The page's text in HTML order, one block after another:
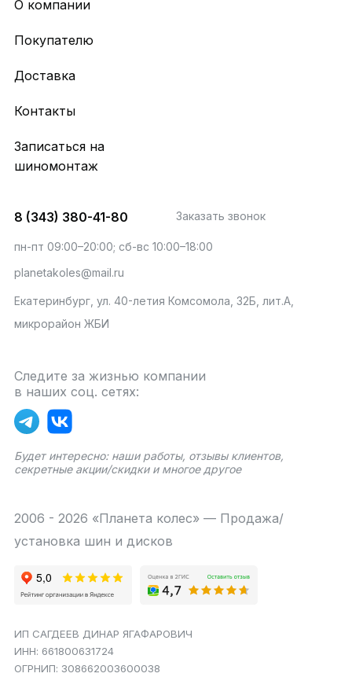
О компании
Покупателю
Доставка
Контакты
Записаться на
шиномонтаж
8 (343) 380-41-80 Заказать звонок
пн-пт 09:00–20:00; сб-вс 10:00–18:00
planetakoles@mail.ru
Екатеринбург, ул. 40-летия Комсомола, 32Б, лит.А,
микрорайон ЖБИ
Следите за жизнью компании
в наших соц. сетях:
Будет интересно: наши работы, отзывы клиентов,
секретные акции/скидки и многое другое
2006 - 2026 «Планета колес» — Продажа/
установка шин и дисков
ИП САГДЕЕВ ДИНАР ЯГАФАРОВИЧ
ИНН: 661800631724
ОГРНИП: 308662003600038